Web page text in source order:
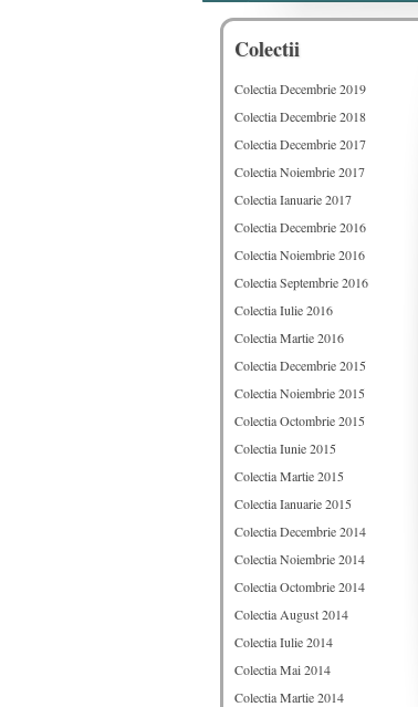
Colectii
Colectia Decembrie 2019
Colectia Decembrie 2018
Colectia Decembrie 2017
Colectia Noiembrie 2017
Colectia Ianuarie 2017
Colectia Decembrie 2016
Colectia Noiembrie 2016
Colectia Septembrie 2016
Colectia Iulie 2016
Colectia Martie 2016
Colectia Decembrie 2015
Colectia Noiembrie 2015
Colectia Octombrie 2015
Colectia Iunie 2015
Colectia Martie 2015
Colectia Ianuarie 2015
Colectia Decembrie 2014
Colectia Noiembrie 2014
Colectia Octombrie 2014
Colectia August 2014
Colectia Iulie 2014
Colectia Mai 2014
Colectia Martie 2014